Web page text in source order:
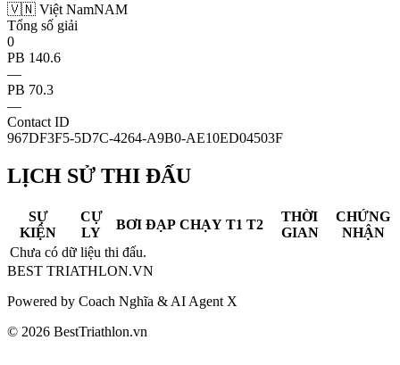
🇻🇳 Việt NamNAM
Tổng số giải
0
PB 140.6
—
PB 70.3
—
Contact ID
967DF3F5-5D7C-4264-A9B0-AE10ED04503F
LỊCH SỬ THI ĐẤU
SỰ
KIỆN
CỰ
LY
BƠI ĐẠP CHẠY T1 T2
THỜI
GIAN
CHỨNG
NHẬN
Chưa có dữ liệu thi đấu.
BEST TRIATHLON.VN
Powered by Coach Nghĩa & AI Agent X
© 2026 BestTriathlon.vn